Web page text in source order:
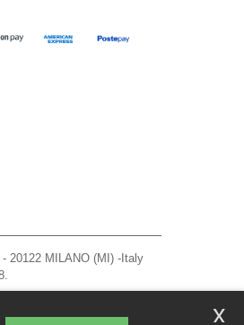
20122 MILANO (MI) -Italy
x